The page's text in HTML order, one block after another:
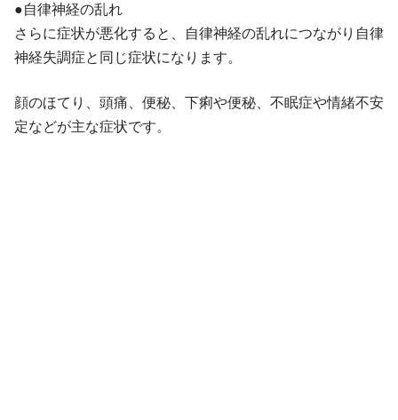
●自律神経の乱れ
さらに症状が悪化すると、自律神経の乱れにつながり自律
神経失調症と同じ症状になります。
顔のほてり、頭痛、便秘、下痢や便秘、不眠症や情緒不安
定などが主な症状です。